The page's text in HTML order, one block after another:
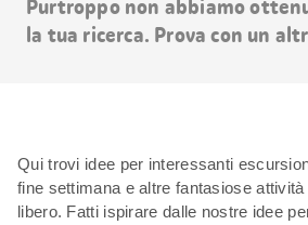
Purtroppo non abbiamo
la tua ricerca. Prova con un
Qui trovi idee per interessanti
fine settimana e altre fantasiose
libero. Fatti ispirare dalle nostre idee